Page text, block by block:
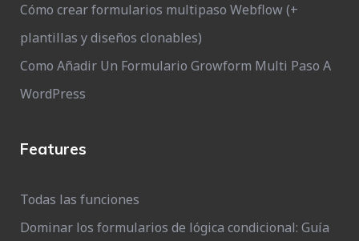
Cómo crear formularios multipaso Webflow (+
plantillas y diseños clonables)
Como Añadir Un Formulario Growform Multi Paso A
WordPress
Features
Todas las funciones
Dominar los formularios de lógica condicional: Guía